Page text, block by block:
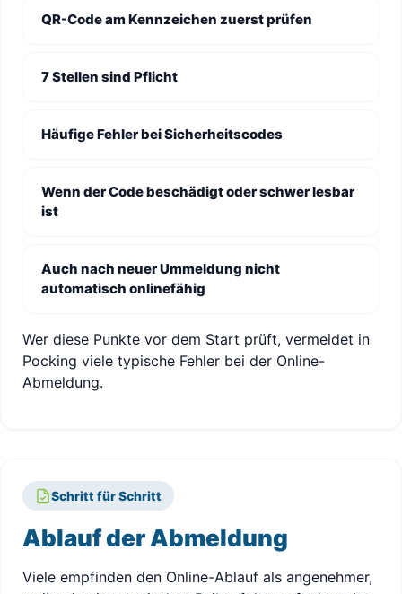
QR-Code am Kennzeichen zuerst prüfen
7 Stellen sind Pflicht
Häufige Fehler bei Sicherheitscodes
Wenn der Code beschädigt oder schwer lesbar
ist
Auch nach neuer Ummeldung nicht
automatisch onlinefähig
Wer diese Punkte vor dem Start prüft, vermeidet in
Pocking viele typische Fehler bei der Online-
Abmeldung.
Schritt für Schritt
Ablauf der Abmeldung
Viele empfinden den Online-Ablauf als angenehmer,